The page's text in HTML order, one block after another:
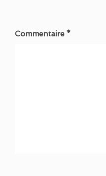
Commentaire *